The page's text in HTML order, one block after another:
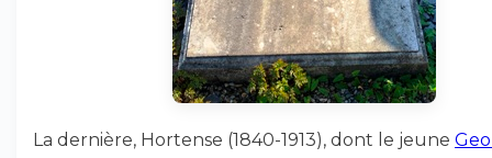
La dernière, Hortense (1840-1913), dont le jeune